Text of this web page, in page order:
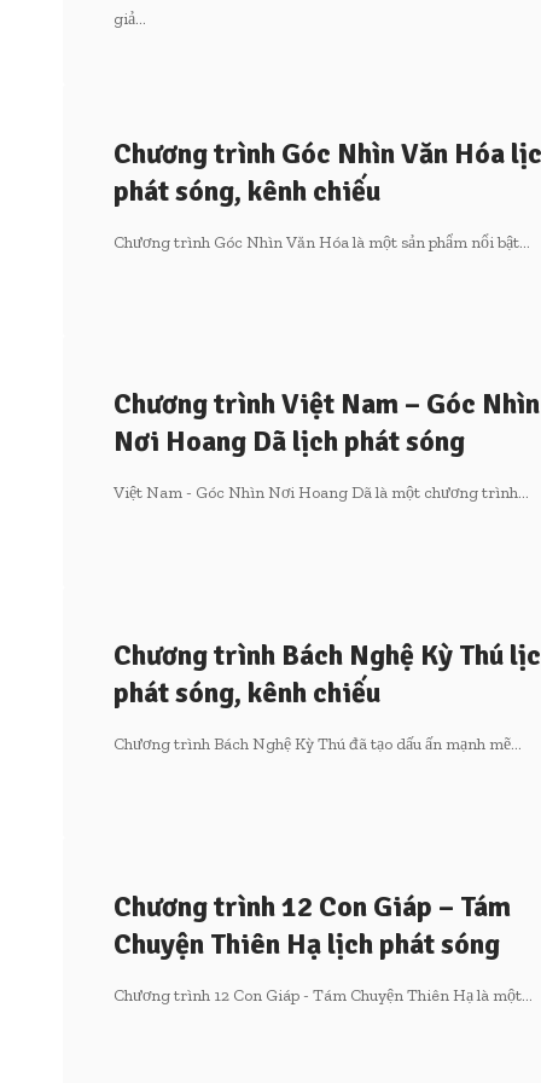
giả…
Chương trình Góc Nhìn Văn Hóa
phát sóng, kênh chiếu
Chương trình Góc Nhìn Văn Hóa là một sản phẩm nổi bật…
Chương trình Việt Nam – Góc Nhìn
Nơi Hoang Dã lịch phát sóng
Việt Nam - Góc Nhìn Nơi Hoang Dã là một chương trình…
Chương trình Bách Nghệ Kỳ Thú
phát sóng, kênh chiếu
Chương trình Bách Nghệ Kỳ Thú đã tạo dấu ấn mạnh mẽ…
Chương trình 12 Con Giáp – Tám
Chuyện Thiên Hạ lịch phát sóng
Chương trình 12 Con Giáp - Tám Chuyện Thiên Hạ là một…